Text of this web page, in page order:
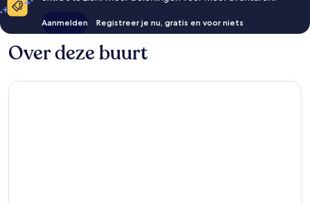
Aanmelden Registreer je nu, gratis en voor niets
Over deze buurt